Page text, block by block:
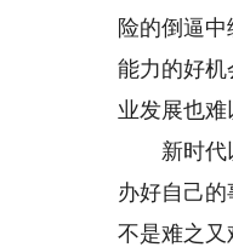
险的倒逼
能力的好
业发展也难
新时代以
办好自己
不是难之又